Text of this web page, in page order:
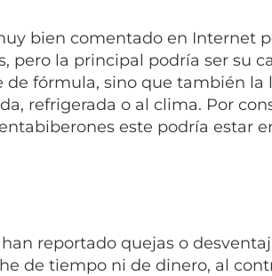
bien comentado en Internet
pero la principal podría ser su
de fórmula, sino que también
refrigerada o al clima. Por
este podría estar
reportado quejas o
de tiempo ni de dinero, al